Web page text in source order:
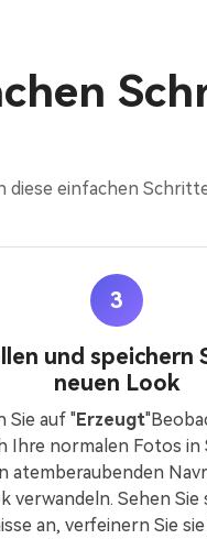
diese einfachen
3
und speichern
neuen Look
Sie auf "Erzeugt
Ihre normalen Fotos in
atemberaubenden
verwandeln. Sehen Sie
an, verfeinern Sie